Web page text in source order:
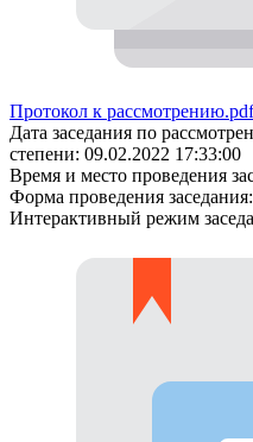
Протокол к рассмотрению.pdf
Дата заседания по
степени: 09.02.2022 17:33:00
Время и место проведения
Форма проведения заседания:
Интерактивный режим